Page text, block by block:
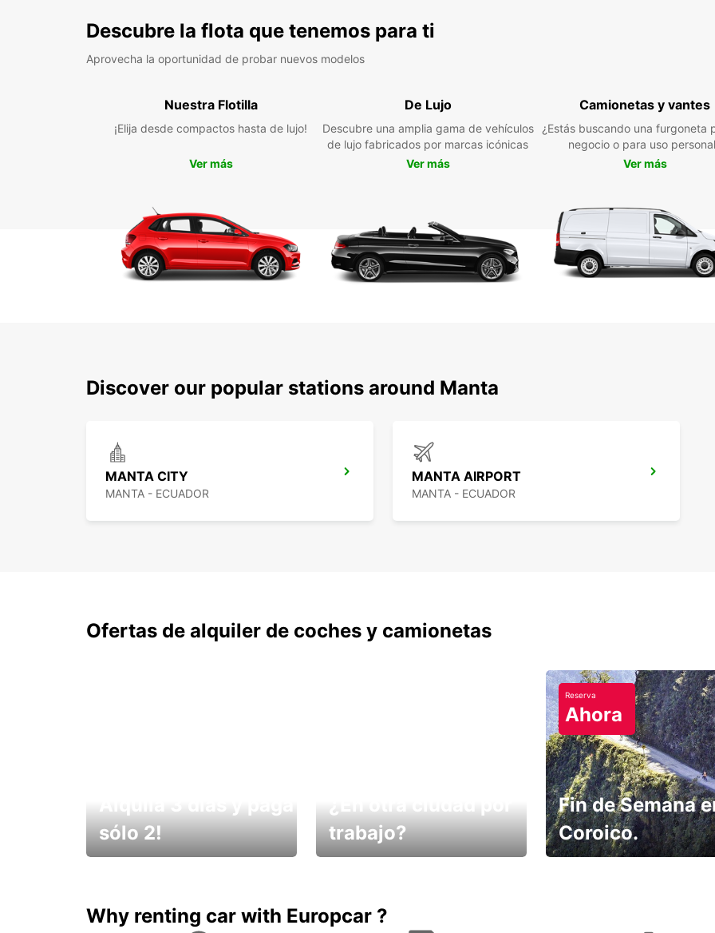
Descubre la flota que tenemos para ti
Aprovecha la oportunidad de probar nuevos modelos
Nuestra Flotilla
¡Elija desde compactos hasta de lujo!
Ver más
De Lujo
Descubre una amplia gama de vehículos
de lujo fabricados por marcas icónicas
Ver más
Camionetas y vantes
¿Estás buscando una furgoneta
negocio o para uso
Ver más
Discover our popular stations around Manta
MANTA CITY
MANTA - ECUADOR
MANTA AIRPORT
MANTA - ECUADOR
Ofertas de alquiler de coches y camionetas
sólo 2!
trabajo?
Reserva
Ahora
Fin de Semana
Coroico.
Why renting car with Europcar ?